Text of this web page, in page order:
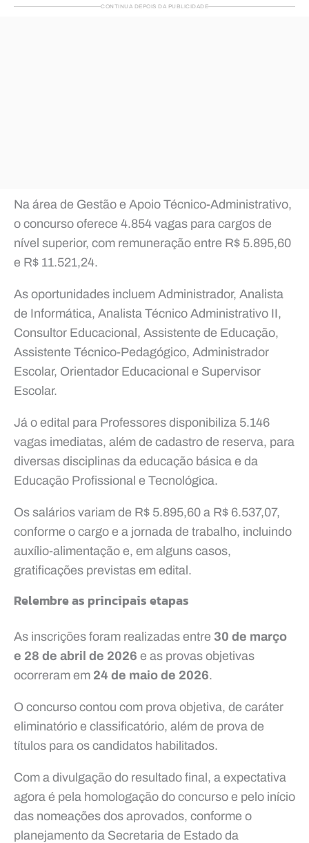
CONTINUA DEPOIS DA PUBLICIDADE
Na área de Gestão e Apoio Técnico-Administrativo,
o concurso oferece 4.854 vagas para cargos de
nível superior, com remuneração entre R$ 5.895,60
e R$ 11.521,24.
As oportunidades incluem Administrador, Analista
de Informática, Analista Técnico Administrativo II,
Consultor Educacional, Assistente de Educação,
Assistente Técnico-Pedagógico, Administrador
Escolar, Orientador Educacional e Supervisor
Escolar.
Já o edital para Professores disponibiliza 5.146
vagas imediatas, além de cadastro de reserva, para
diversas disciplinas da educação básica e da
Educação Profissional e Tecnológica.
Os salários variam de R$ 5.895,60 a R$ 6.537,07,
conforme o cargo e a jornada de trabalho, incluindo
auxílio-alimentação e, em alguns casos,
gratificações previstas em edital.
Relembre as principais etapas
As inscrições foram realizadas entre 30 de março
e 28 de abril de 2026 e as provas objetivas
ocorreram em 24 de maio de 2026.
O concurso contou com prova objetiva, de caráter
eliminatório e classificatório, além de prova de
títulos para os candidatos habilitados.
Com a divulgação do resultado final, a expectativa
agora é pela homologação do concurso e pelo início
das nomeações dos aprovados, conforme o
planejamento da Secretaria de Estado da